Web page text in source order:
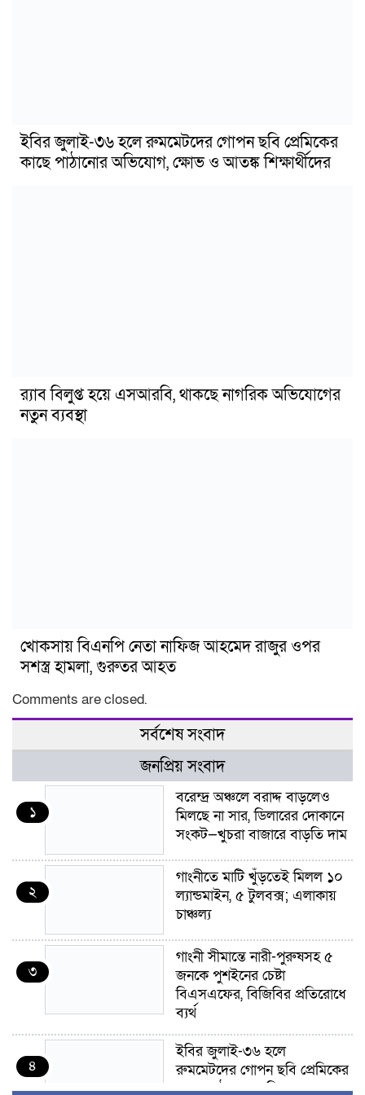
ইবির জুলাই-৩৬ হলে রুমমেটদের গোপন ছবি প্রেমিকের
কাছে পাঠানোর অভিযোগ, ক্ষোভ ও আতঙ্ক শিক্ষার্থীদের
র‍্যাব বিলুপ্ত হয়ে এসআরবি, থাকছে নাগরিক অভিযোগের
নতুন ব্যবস্থা
খোকসায় বিএনপি নেতা নাফিজ আহমেদ রাজুর ওপর
সশস্ত্র হামলা, গুরুতর আহত
Comments are closed.
সর্বশেষ সংবাদ
জনপ্রিয় সংবাদ
১
বরেন্দ্র অঞ্চলে বরাদ্দ বাড়লেও
মিলছে না সার, ডিলারের দোকানে
সংকট—খুচরা বাজারে বাড়তি দাম
২
গাংনীতে মাটি খুঁড়তেই মিলল ১০
ল্যান্ডমাইন, ৫ টুলবক্স; এলাকায়
চাঞ্চল্য
৩
গাংনী সীমান্তে নারী-পুরুষসহ ৫
জনকে পুশইনের চেষ্টা
বিএসএফের, বিজিবির প্রতিরোধে
ব্যর্থ
৪
ইবির জুলাই-৩৬ হলে
রুমমেটদের গোপন ছবি প্রেমিকের
কাছে পাঠানোর অভিযোগ, ক্ষোভ